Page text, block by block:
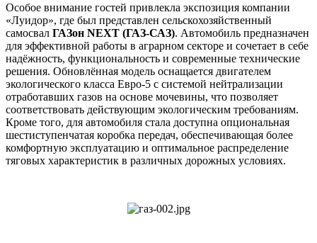
Особое внимание гостей привлекла экспозиция компании
«Луидор», где был представлен сельскохозяйственный
самосвал ГАЗон NEXT (ГАЗ-САЗ). Автомобиль предназначен
для эффективной работы в аграрном секторе и сочетает в себе
надёжность, функциональность и современные технические
решения. Обновлённая модель оснащается двигателем
экологического класса Евро-5 с системой нейтрализации
отработавших газов на основе мочевины, что позволяет
соответствовать действующим экологическим требованиям.
Кроме того, для автомобиля стала доступна опциональная
шестиступенчатая коробка передач, обеспечивающая более
комфортную эксплуатацию и оптимальное распределение
тяговых характеристик в различных дорожных условиях.